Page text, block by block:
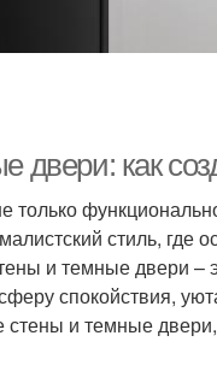
двери: как
стиль, где
и темные двери –
спокойствия,
стены и темные